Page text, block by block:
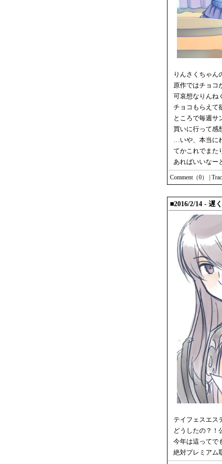
りんさくちゃん
原作ではチョコ
可哀想なりんね
チョコもらえて
ところで毎週サ
買いに行って感
…いや、本当に
てかこれでまた
あればいいなー
Comment（0）
■2016/2/14 - 遅
テイフェスエス
どうしたの？！
今年は這ってで
絶対プレミアム